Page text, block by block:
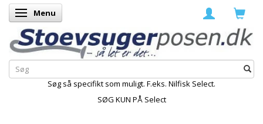
Skifte navigation
Menu
Søg så specifikt som muligt. F.eks. Nilfisk Select.
SØG KUN PÅ Select